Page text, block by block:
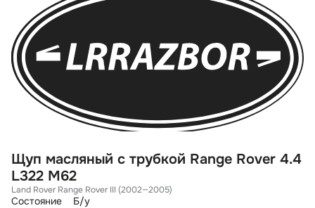
Щуп масляный с трубкой Range Rover 4.4
L322 M62
Land Rover Range Rover III (2002—2005)
Состояние
Б/у